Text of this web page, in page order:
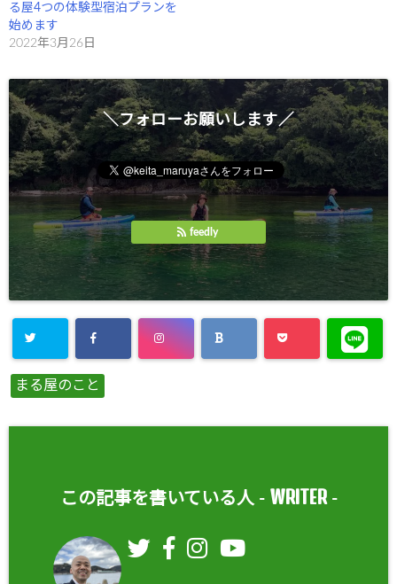
る屋4つの体験型宿泊プランを
始めます
2022年3月26日
＼フォローお願いします／
feedly
まる屋のこと
この記事を書いている人 - WRITER-